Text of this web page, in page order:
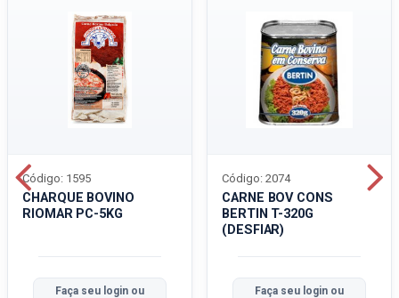
CHARQUE BOVINO
RIOMAR PC-5KG
Código: 1595
Faça seu login ou
CARNE BOV CONS
BERTIN T-320G
(DESFIAR)
Código: 2074
Faça seu login ou